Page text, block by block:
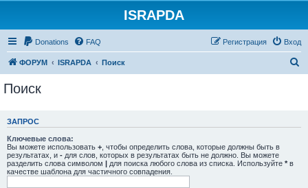
ISRAPDA
Donations FAQ Вход
Регистрация
ФОРУМ ISRAPDA Поиск
к
Поиск
ЗАПРОС
Ключевые слова:
Вы можете использовать + , чтобы определить слова, которые должны быть в
результатах, и - для слов, которых в результатах быть не должно. Вы можете
разделить слова символом | для поиска любого слова из списка. Используйте * в
качестве шаблона для частичного совпадения.